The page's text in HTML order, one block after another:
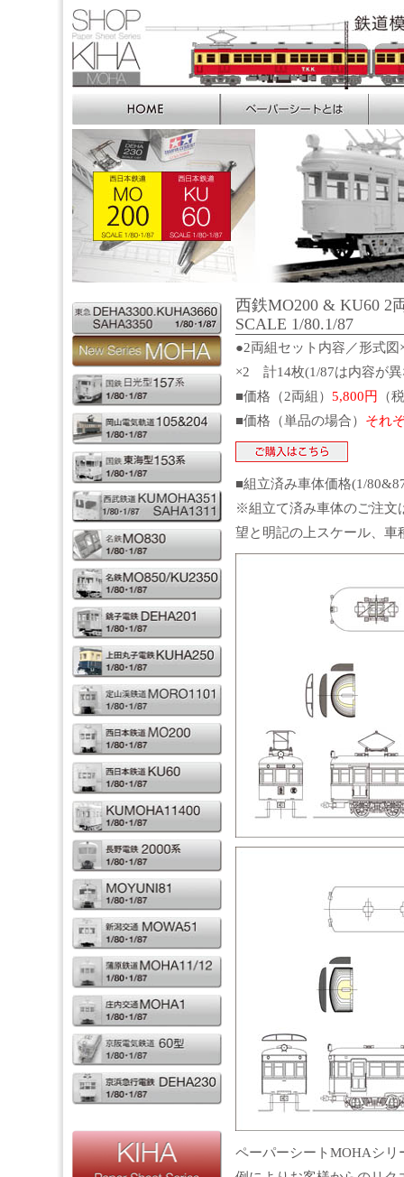
西鉄MO200 & KU60 2
SCALE 1/80.1/87
●2両組セット内容／形式
×2 計14枚(1/87は内容が
■価格（2両組） 5,800円 （
■価格（単品の場合） それ
■組立済み車体価格(1/
※組立て済み車体のご注文
望と明記の上スケール、車
ペーパーシートMOHAシリ